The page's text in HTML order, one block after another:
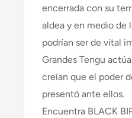
encerrada con su
aldea y en medio de
podrían ser de vital
Grandes Tengu
creían que el poder
presentó ante ellos.
Encuentra BLACK